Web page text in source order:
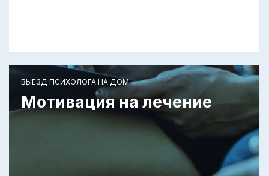
ВЫЕЗД ПСИХОЛОГА НА ДОМ
Мотивация на лечение